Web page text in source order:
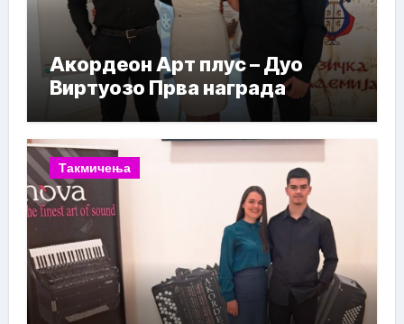
Акордеон Арт плус – Дуо
Виртуозо Прва награда
Такмичења